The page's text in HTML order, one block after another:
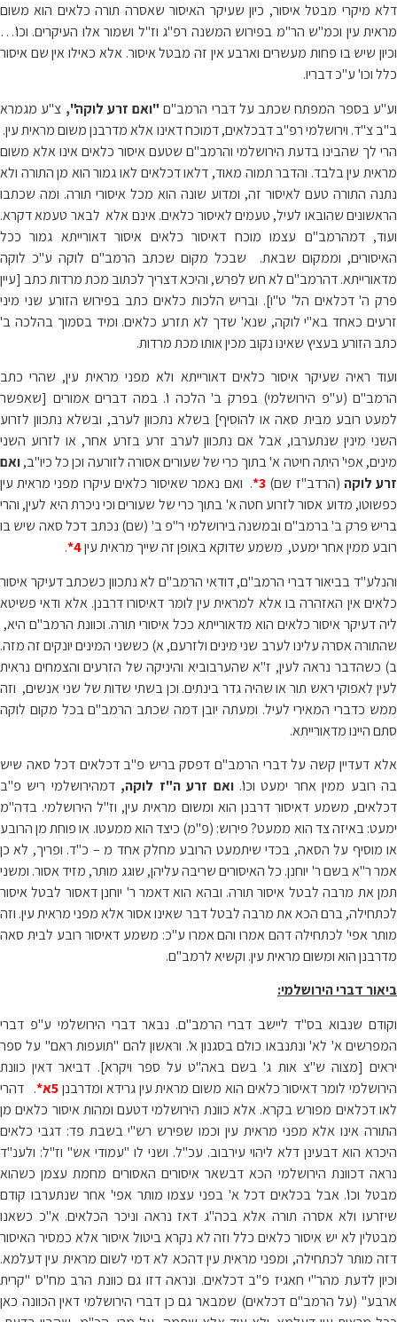
דלא מיקרי מבטל איסור, כיון שעיקר האיסור שאסרה תורה כלאים הוא משום
מראית עין וכמ"ש הר"מ בפירוש המשנה רפ"ג וז"ל ושמור אלו העיקרים. וכו'…
וכיון שיש בו פחות מעשרים וארבע אין זה מבטל איסור. אלא כאילו אין שם איסור
כלל וכו' ע"כ דבריו.
וע"ע בספר המפתח שכתב על דברי הרמב"ם"ואם זרע לוקה", צ"ע מגמרא
ב"ב צ"ד. וירושלמי רפ"ב דבכלאים, דמוכח דאינו אלא מדרבנן משום מראית עין.
הרי לך שהבינו בדעת הירושלמי והרמב"ם שטעם איסור כלאים אינו אלא משום
מראית עין בלבד. והדבר תמוה מאוד, דלאו דכלאים לאו גמור הוא מן התורה ולא
נתנה התורה טעם לאיסור זה, ומדוע שונה הוא מכל איסורי תורה. ומה שכתבו
הראשונים שהובאו לעיל, טעמים לאיסור כלאים. אינם אלא לבאר טעמא דקרא.
ועוד, דמהרמב"ם עצמו מוכח דאיסור כלאים איסור דאורייתא גמור ככל
האיסורים, וממקום שבאת. שבכל מקום שכתב הרמב"ם לוקה ע"כ לוקה
מדאורייתא. דהרמב"ם לא חש לפרש, והיכא דצריך לכתוב מכת מרדות כתב [עיין
פרק ה' דכלאים הל' ט"ו]. ובריש הלכות כלאים כתב בפירוש הזורע שני מיני
זרעים כאחד בא"י לוקה, שנא' שדך לא תזרע כלאים. ומיד בסמוך בהלכה ב'
כתב הזורע בעציץ שאינו נקוב מכין אותו מכת מרדות.
ועוד ראיה שעיקר איסור כלאים דאורייתא ולא מפני מראית עין, שהרי כתב
הרמב"ם (ע"פ הירושלמי) בפרק ב' הלכה ו'. במה דברים אמורים [שאפשר
למעט רובע מבית סאה או להוסיף] בשלא נתכוון לערב, ובשלא נתכוון לזרוע
השני מינין שנתערבו, אבל אם נתכוון לערב זרע בזרע אחר, או לזרוע השני
מינים, אפי' היתה חיטה א' בתוך כרי של שעורים אסורה לזורעה וכן כל כיו"ב,ואם
זרע לוקה (הרדב"ז שם) 3* . ואם נאמר שאיסור כלאים עיקרו מפני מראית עין
כפשוטו, מדוע אסור לזרוע חטה א' בתוך כרי של שעורים וכי ניכרת היא לעין, והרי
בריש פרק ב' ברמב"ם ובמשנה בירושלמי ר"פ ב' (שם) נכתב דכל סאה שיש בו
רובע ממין אחר ימעט, משמע שדוקא באופן זה שייך מראית עין4*
.
והנלע"ד בביאור דברי הרמב"ם, דודאי הרמב"ם לא נתכוון כשכתב דעיקר איסור
כלאים אין האזהרה בו אלא למראית עין לומר דאיסורו דרבנן. אלא ודאי פשיטא
ליה דעיקר איסור כלאים הוא מדאורייתא ככל איסורי תורה. וכוונת הרמב"ם היא,
שהתורה אסרה עלינו לערב שני מינים ולזרעם, א) כששני המינים יונקים זה מזה.
ב) כשהדבר נראה לעין, ז"א שהערבוביא והיניקה של הזרעים והצמחים נראית
לעין לאפוקי ראש תור או שהיה גדר בינתים. וכן בשתי שדות של שני אנשים, וזה
ממש כדברי המאירי לעיל. ומעתה יובן דמה שכתב הרמב"ם בכל מקום לוקה
סתם היינו מדאורייתא.
אלא דעדיין קשה על דברי הרמב"ם דפסק בריש פ"ב דכלאים דכל סאה שיש
בה רובע ממין אחר ימעט וכו'.ואם זרע ה"ז לוקה, דמהירושלמי ריש פ"ב
דכלאים, משמע דאיסור דרבנן הוא ומשום מראית עין, וז"ל הירושלמי. בדה"מ
ימעט: באיזה צד הוא ממעט? פירוש: (פ"מ) כיצד הוא ממעטו. או פוחת מן הרובע
או מוסיף על הסאה, בכדי שיתמעט הרובע מחלק אחד מ – כ"ד. ופריך, לא כן
אמר ר"א בשם ר' יוחנן. כל האיסורים שריבה עליהן, שוגג מותר, מזיד אסור. ומשני
תמן את מרבה לבטל איסור תורה. ובהא הוא דאמר ר' יוחנן דאסור לבטל איסור
לכתחילה, ברם הכא את מרבה לבטל דבר שאינו אסור אלא מפני מראית עין. וזה
מותר אפי' לכתחילה דהם אמרו והם אמרו ע"כ: משמע דאיסור רובע לבית סאה
מדרבנן הוא ומשום מראית עין. וקשיא לרמב"ם.
ביאור דברי הירושלמי:
וקודם שנבוא בס"ד ליישב דברי הרמב"ם. נבאר דברי הירושלמי ע"פ דברי
המפרשים א' לא' ונתנבאו כולם בסגנון א'. וראשון להם "תועפות ראם" על ספר
יראים [מצוה ש"צ אות ג' בשם באה"ט על ספר ויקרא]. דביאר דאין כוונת
הירושלמי לומר דאיסור כלאים הוא משום מראית עין גרידא ומדרבנן5א*
. דהרי
לאו דכלאים מפורש בקרא. אלא כוונת הירושלמי דטעם ומהות איסור כלאים מן
התורה אינו אלא מפני מראית עין וכמו שפירש רש"י בשבת פד: דגבי כלאים
היכרא הוא דבעינן דלא ליהוי עירבוב. עכ"ל. ושני לו "עמודי אש" וז"ל: ולענ"ד
נראה דכוונת הירושלמי הכא דבשאר איסורים האסורים מחמת עצמן כשהוא
מבטל וכו'. אבל בכלאים דכל א' בפני עצמו מותר אפי' אחר שנתערבו קודם
שיזרעו ולא אסרה תורה אלא בכה"ג דאז נראה וניכר הכלאים. א"כ כשאנו
מבטלין לא יש איסור כלאים כלל וזה לא נקרא ביטול איסור אלא כמסיר האיסור
דזה מותר לכתחילה, ומפני מראית עין דהכא לא דמי לשום מראית עין דעלמא.
וכיון לדעת מהר"י חאגיז פ"ב דכלאים. ונראה דזו גם כוונת הרב מח"ס "קרית
ארבע" (על הרמב"ם דכלאים) שמבאר גם כן דברי הירושלמי דאין הכוונה כאן